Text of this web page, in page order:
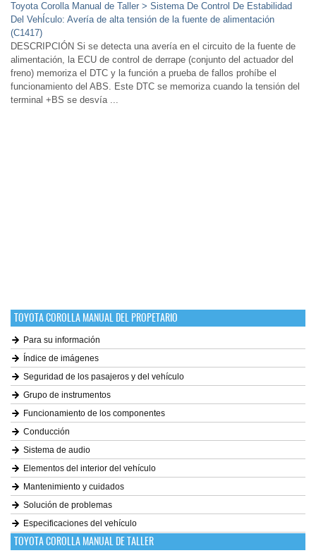
Toyota Corolla Manual de Taller > Sistema De Control De Estabilidad
Del VehÍculo: Avería de alta tensión de la fuente de alimentación
(C1417)
DESCRIPCIÓN Si se detecta una avería en el circuito de la fuente de
alimentación, la ECU de control de derrape (conjunto del actuador del
freno) memoriza el DTC y la función a prueba de fallos prohíbe el
funcionamiento del ABS. Este DTC se memoriza cuando la tensión del
terminal +BS se desvía ...
TOYOTA COROLLA MANUAL DEL PROPETARIO
Para su información
Índice de imágenes
Seguridad de los pasajeros y del vehículo
Grupo de instrumentos
Funcionamiento de los componentes
Conducción
Sistema de audio
Elementos del interior del vehículo
Mantenimiento y cuidados
Solución de problemas
Especificaciones del vehículo
TOYOTA COROLLA MANUAL DE TALLER